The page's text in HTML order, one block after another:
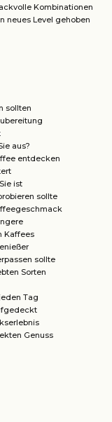
Kombinationen
neues Level gehoben
sollten
aus?
entdecken
ist
sollte
Kaffees
sollte
Sorten
Tag
Genuss